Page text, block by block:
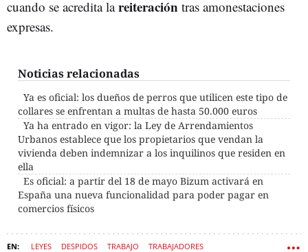
cuando se acredita lareiteración tras amonestaciones
expresas.
Noticias relacionadas
Ya es oficial: los dueños de perros que utilicen este tipo de
collares se enfrentan a multas de hasta 50.000 euros
Ya ha entrado en vigor: la Ley de Arrendamientos
Urbanos establece que los propietarios que vendan la
vivienda deben indemnizar a los inquilinos que residen en
ella
Es oficial: a partir del 18 de mayo Bizum activará en
España una nueva funcionalidad para poder pagar en
comercios físicos
LEYES DESPIDOS TRABAJO TRABAJADORES